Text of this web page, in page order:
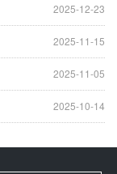
2025-12-23
2025-11-15
2025-11-05
2025-10-14